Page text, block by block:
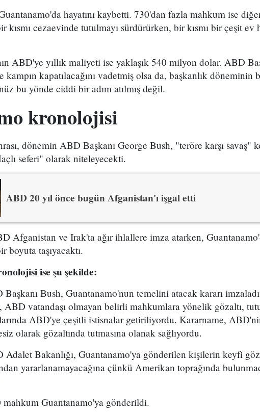
hayatını kaybetti. 730'dan fazla mahkum ise
kısmı cezaevinde tutulmayı sürdürürken, bir kısmı bir çeşit ev
ABD'ye yıllık maliyeti ise yaklaşık 540 milyon dolar. ABD
kapatılacağını vadetmiş olsa da, başkanlık döneminin
bu yönde ciddi bir adım atılmış değil.
kronolojisi
dönemin ABD Başkanı George Bush, "teröre karşı savaş"
seferi" olarak niteleyecekti.
ABD 20 yıl önce bugün Afganistan'ı işgal etti
Afganistan ve Irak'ta ağır ihlallere imza atarken,
boyuta taşıyacaktı.
ise şu şekilde:
Başkanı Bush, Guantanamo'nun temelini atacak kararı
ABD vatandaşı olmayan belirli mahkumlara yönelik gözaltı,
ABD'ye çeşitli istisnalar getiriliyordu. Kararname,
olarak gözaltında tutmasına olanak sağlıyordu.
Adalet Bakanlığı, Guantanamo'ya gönderilen kişilerin keyfi
yararlanamayacağına çünkü Amerikan toprağında
Guantanamo'ya gönderildi.